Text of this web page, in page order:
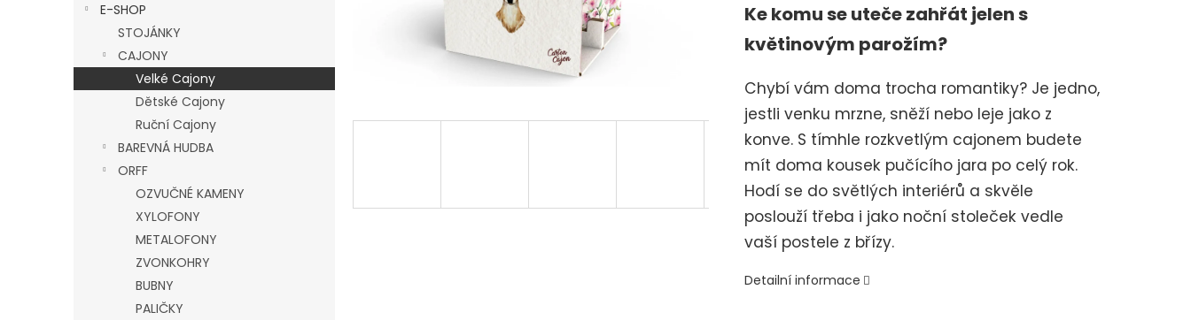
E-SHOP
STOJÁNKY
CAJONY
Velké Cajony
Dětské Cajony
Ruční Cajony
BAREVNÁ HUDBA
ORFF
OZVUČNÉ KAMENY
XYLOFONY
METALOFONY
ZVONKOHRY
BUBNY
PALIČKY
Ke komu se uteče zahřát jelen s
květinovým parožím?
Chybí vám doma trocha romantiky? Je jedno,
jestli venku mrzne, sněží nebo leje jako z
konve. S tímhle rozkvetlým cajonem budete
mít doma kousek pučícího jara po celý rok.
Hodí se do světlých interiérů a skvěle
poslouží třeba i jako noční stoleček vedle
vaší postele z břízy.
Detailní informace